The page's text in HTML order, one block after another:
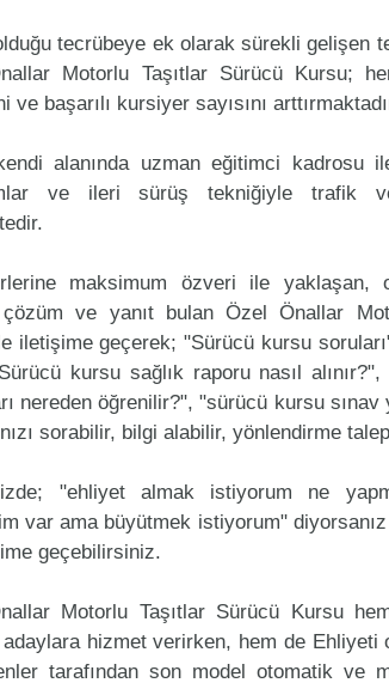
tecrübeye ek olarak sürekli gelişen
Motorlu Taşıtlar Sürücü Kursu;
ve başarılı kursiyer sayısını
alanında uzman eğitimci kadrosu
ve ileri sürüş tekniğiyle trafik
maksimum özveri ile yaklaşan,
çözüm ve yanıt bulan Özel Önallar
iletişime geçerek; "Sürücü kursu
kursu sağlık raporu nasıl
nereden öğrenilir?", "sürücü kursu
sorabilir, bilgi alabilir, yönlendirme
"ehliyet almak istiyorum ne
var ama büyütmek istiyorum"
geçebilirsiniz.
Motorlu Taşıtlar Sürücü Kursu
hizmet verirken, hem de Ehliyeti
tarafından son model otomatik ve